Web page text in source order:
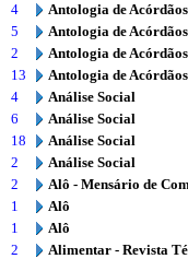
4
Antologia de
5
Antologia de
2
Antologia de
13
Antologia de
4
Análise Social
6
Análise Social
18
Análise Social
2
Análise Social
2
Alô - Mensário de
1
Alô
1
Alô
2
Alimentar - Revista